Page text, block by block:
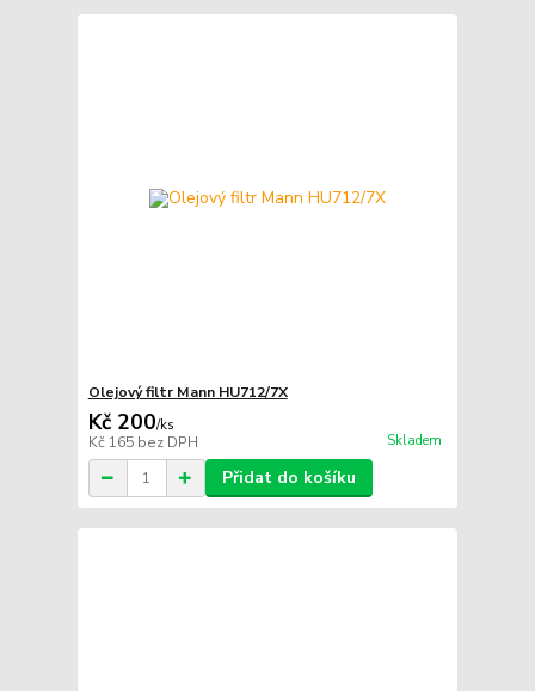
Olejový filtr Mann HU712/7X
Kč 200/ks
Kč 165 bez DPH Skladem
Přidat do košíku